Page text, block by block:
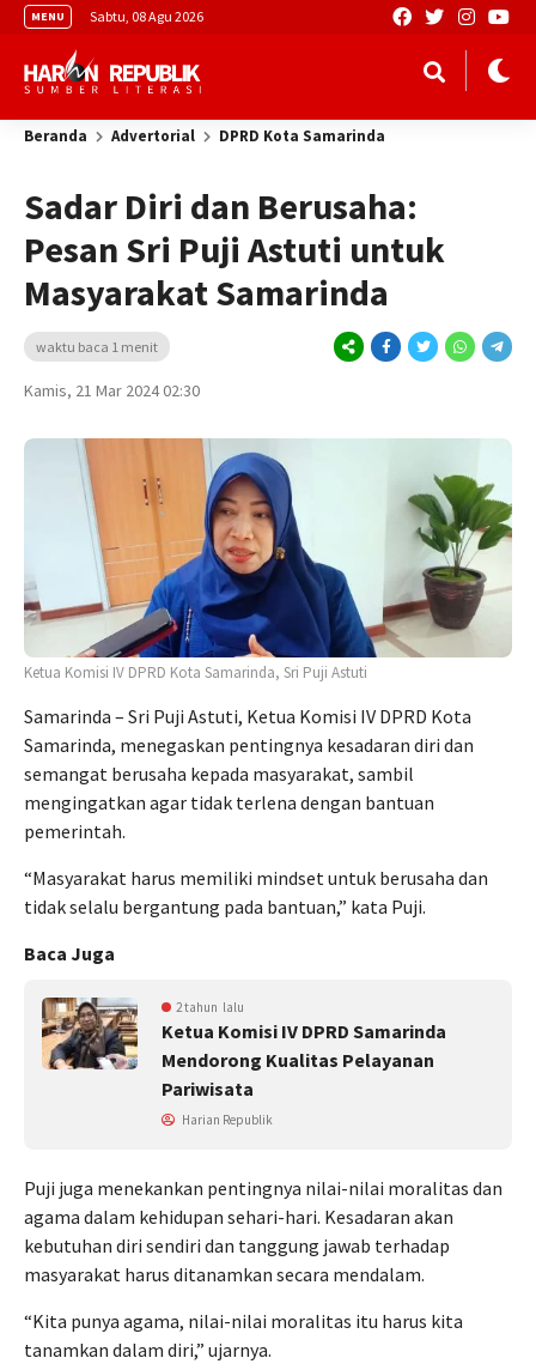
MENU Sabtu, 08 Agu 2026
Beranda Advertorial DPRD Kota Samarinda
Sadar Diri dan Berusaha:
Pesan Sri Puji Astuti untuk
Masyarakat Samarinda
waktu baca 1 menit
Kamis, 21 Mar 2024 02:30
Ketua Komisi IV DPRD Kota Samarinda, Sri Puji Astuti
Samarinda – Sri Puji Astuti, Ketua Komisi IV DPRD Kota
Samarinda, menegaskan pentingnya kesadaran diri dan
semangat berusaha kepada masyarakat, sambil
mengingatkan agar tidak terlena dengan bantuan
pemerintah.
“Masyarakat harus memiliki mindset untuk berusaha dan
tidak selalu bergantung pada bantuan,” kata Puji.
Baca Juga
2 tahun lalu
Ketua Komisi IV DPRD Samarinda
Mendorong Kualitas Pelayanan
Pariwisata
Harian Republik
Puji juga menekankan pentingnya nilai-nilai moralitas dan
agama dalam kehidupan sehari-hari. Kesadaran akan
kebutuhan diri sendiri dan tanggung jawab terhadap
masyarakat harus ditanamkan secara mendalam.
“Kita punya agama, nilai-nilai moralitas itu harus kita
tanamkan dalam diri,” ujarnya.